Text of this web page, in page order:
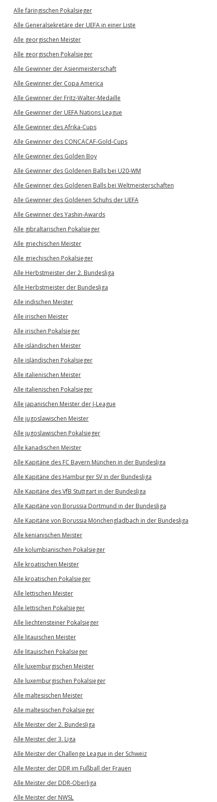
Alle färingischen Pokalsieger
Alle Generalsekretäre der UEFA in einer Liste
Alle georgischen Meister
Alle georgischen Pokalsieger
Alle Gewinner der Asienmeisterschaft
Alle Gewinner der Copa America
Alle Gewinner der Fritz-Walter-Medaille
Alle Gewinner der UEFA Nations League
Alle Gewinner des Afrika-Cups
Alle Gewinner des CONCACAF-Gold-Cups
Alle Gewinner des Golden Boy
Alle Gewinner des Goldenen Balls bei U20-WM
Alle Gewinner des Goldenen Balls bei Weltmeisterschaften
Alle Gewinner des Goldenen Schuhs der UEFA
Alle Gewinner des Yashin-Awards
Alle gibraltarischen Pokalsieger
Alle griechischen Meister
Alle griechischen Pokalsieger
Alle Herbstmeister der 2. Bundesliga
Alle Herbstmeister der Bundesliga
Alle indischen Meister
Alle irischen Meister
Alle irischen Pokalsieger
Alle isländischen Meister
Alle isländischen Pokalsieger
Alle italienischen Meister
Alle italienischen Pokalsieger
Alle japanischen Meister der J-League
Alle jugoslawischen Meister
Alle jugoslawischen Pokalsieger
Alle kanadischen Meister
Alle Kapitäne des FC Bayern München in der Bundesliga
Alle Kapitäne des Hamburger SV in der Bundesliga
Alle Kapitäne des VfB Stuttgart in der Bundesliga
Alle Kapitäne von Borussia Dortmund in der Bundesliga
Alle Kapitäne von Borussia Mönchengladbach in der Bundesliga
Alle kenianischen Meister
Alle kolumbianischen Pokalsieger
Alle kroatischen Meister
Alle kroatischen Pokalsieger
Alle lettischen Meister
Alle lettischen Pokalsieger
Alle liechtensteiner Pokalsieger
Alle litauischen Meister
Alle litauischen Pokalsieger
Alle luxemburgischen Meister
Alle luxemburgischen Pokalsieger
Alle maltesischen Meister
Alle maltesischen Pokalsieger
Alle Meister der 2. Bundesliga
Alle Meister der 3. Liga
Alle Meister der Challenge League in der Schweiz
Alle Meister der DDR im Fußball der Frauen
Alle Meister der DDR-Oberliga
Alle Meister der NWSL